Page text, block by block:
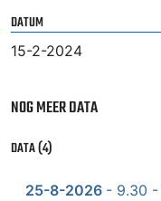
DATUM
15-2-2024
NOG MEER DATA
DATA (4)
25-8-2026 - 9.30 -